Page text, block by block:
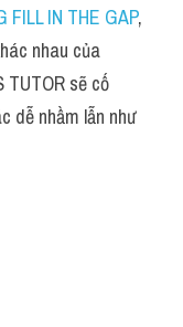
FILL IN THE GAP,
nhau của
TUTOR sẽ cố
dễ nhầm lẫn như